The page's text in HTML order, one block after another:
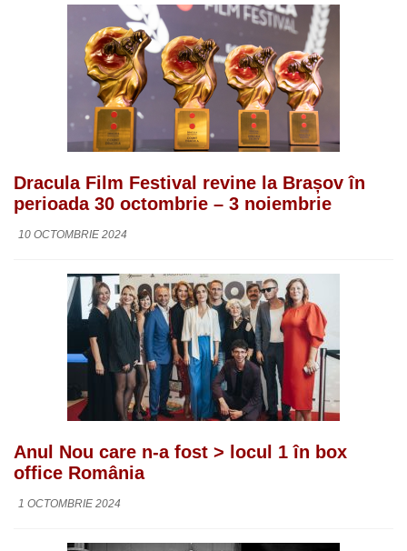
Dracula Film Festival revine la Brașov în
perioada 30 octombrie – 3 noiembrie
10 OCTOMBRIE 2024
Anul Nou care n-a fost > locul 1 în box
office România
1 OCTOMBRIE 2024